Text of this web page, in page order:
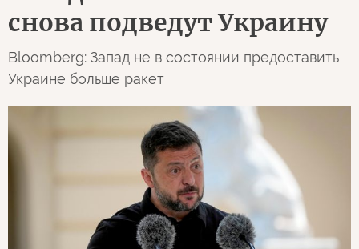
снова подведут Украину
Bloomberg: Запад не в состоянии предоставить
Украине больше ракет